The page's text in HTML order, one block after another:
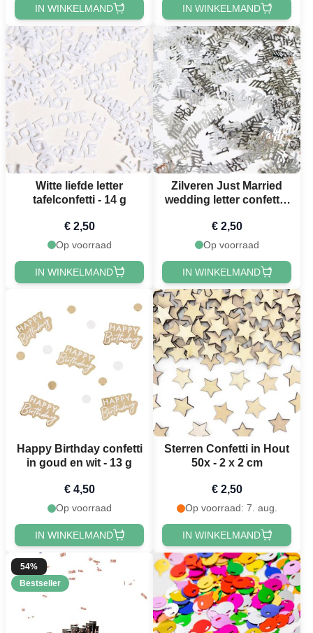
IN WINKELMAND IN WINKELMAND
Witte liefde letter
tafelconfetti - 14 g
€ 2,50
Op voorraad
IN WINKELMAND
Zilveren Just Married
wedding letter confetti -
€ 2,50
Op voorraad
IN WINKELMAND
Happy Birthday confetti
in goud en wit - 13 g
€ 4,50
Op voorraad
IN WINKELMAND
Sterren Confetti in Hout
50x - 2 x 2 cm
€ 2,50
Op voorraad: 7. aug.
IN WINKELMAND
54%
Bestseller